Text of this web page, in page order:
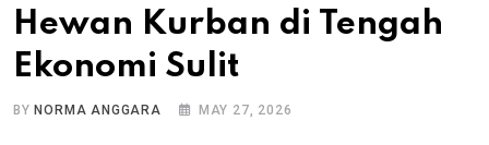
Hewan Kurban di Tengah
Ekonomi Sulit
BYNORMA ANGGARA MAY 27, 2026